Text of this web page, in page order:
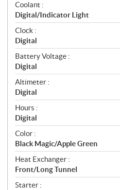
Coolant :
Digital/Indicator Light
Clock :
Digital
Battery Voltage :
Digital
Altimeter :
Digital
Hours :
Digital
Color :
Black Magic/Apple Green
Heat Exchanger :
Front/Long Tunnel
Starter :